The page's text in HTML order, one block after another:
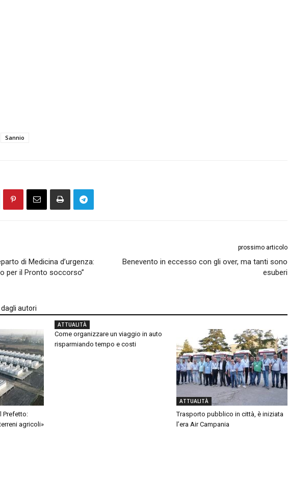
Sannio
di Medicina d’urgenza:
per il Pronto soccorso”
prossimo articolo
Benevento in eccesso con gli over, ma tanti sono
esuberi
dagli autori
Prefetto:
agricoli»
ATTUALITÀ
Come organizzare un viaggio in auto
risparmiando tempo e costi
ATTUALITÀ
Trasporto pubblico in città, è iniziata
l’era Air Campania